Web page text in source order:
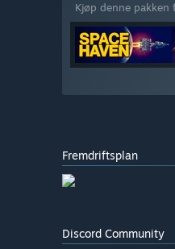
Kjøp denne pakken
Fremdriftsplan
Discord Community